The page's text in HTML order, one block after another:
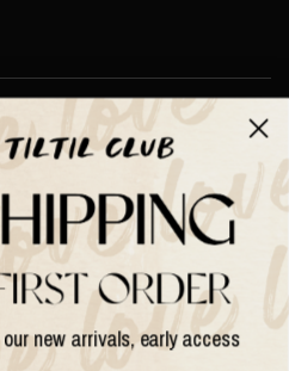
new arrivals, early access